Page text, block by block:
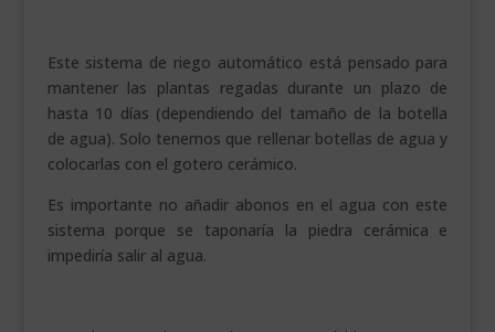
Este sistema de riego automático está pensado para
mantener las plantas regadas durante un plazo de
hasta 10 días (dependiendo del tamaño de la botella
de agua). Solo tenemos que rellenar botellas de agua y
colocarlas con el gotero cerámico.
Es importante no añadir abonos en el agua con este
sistema porque se taponaría la piedra cerámica e
impediría salir al agua.